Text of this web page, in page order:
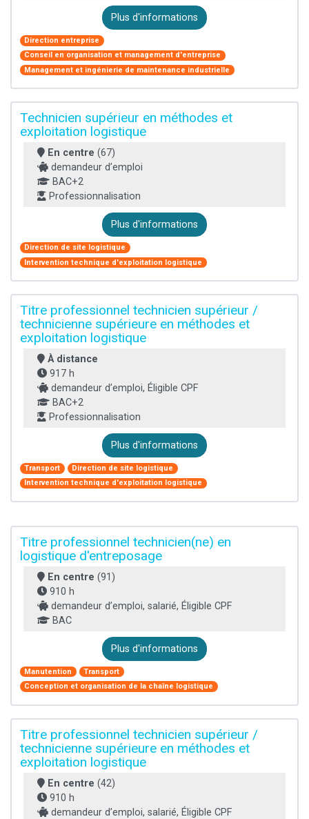
Plus d'informations
Direction entreprise
Conseil en organisation et management d'entreprise
Management et ingénierie de maintenance industrielle
Technicien supérieur en méthodes et
exploitation logistique
En centre (67)
demandeur d’emploi
BAC+2
Professionnalisation
Plus d'informations
Direction de site logistique
Intervention technique d'exploitation logistique
Titre professionnel technicien supérieur /
technicienne supérieure en méthodes et
exploitation logistique
À distance
917 h
demandeur d’emploi, Éligible CPF
BAC+2
Professionnalisation
Plus d'informations
Transport
Direction de site logistique
Intervention technique d'exploitation logistique
Titre professionnel technicien(ne) en
logistique d'entreposage
En centre (91)
910 h
demandeur d’emploi, salarié, Éligible CPF
BAC
Plus d'informations
Manutention
Transport
Conception et organisation de la chaîne logistique
Titre professionnel technicien supérieur /
technicienne supérieure en méthodes et
exploitation logistique
En centre (42)
910 h
demandeur d’emploi, salarié, Éligible CPF